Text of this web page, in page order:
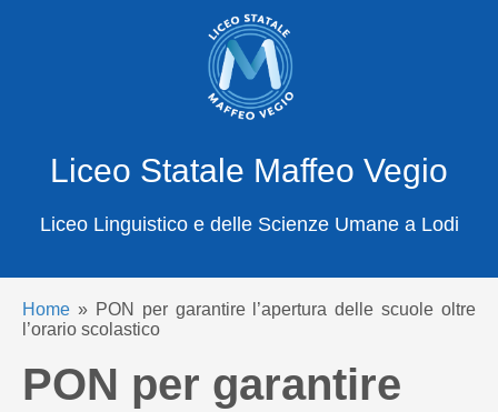
Liceo Statale Maffeo Vegio
Liceo Linguistico e delle Scienze Umane a Lodi
Home » PON per garantire l’apertura delle scuole oltre
l’orario scolastico
PON per garantire